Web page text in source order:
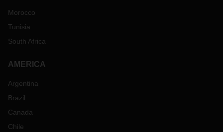
Morocco
Tunisia
South Africa
AMERICA
Argentina
Brazil
Canada
Chile